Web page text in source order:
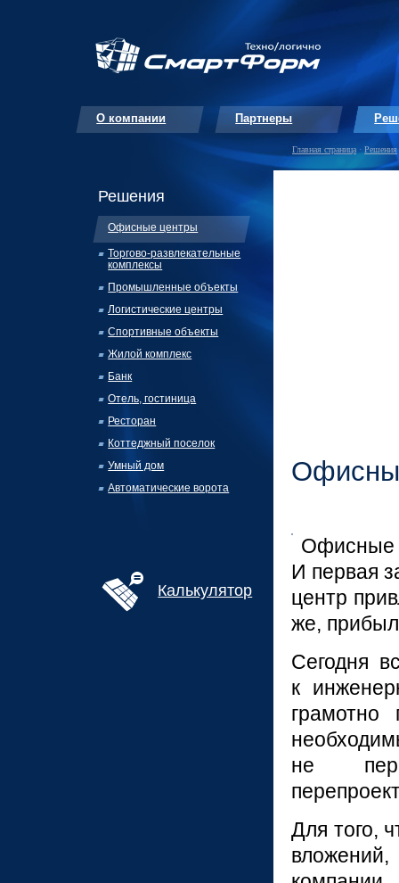
О компании Партнеры
Главная страница ·Решения
Решения
Офисные центры
Торгово-развлекательные
комплексы
Промышленные объекты
Логистические центры
Спортивные объекты
Жилой комплекс
Банк
Отель, гостиница
Ресторан
Коттеджный поселок
Умный дом
Автоматические ворота
Калькулятор
И первая
центр
же,
Сегодня
к
грамотно
не
Для того,